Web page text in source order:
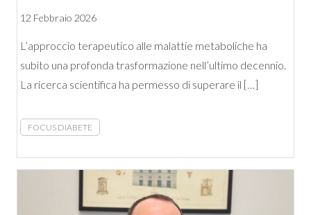
12 Febbraio 2026
L’approccio terapeutico alle malattie metaboliche ha
subito una profonda trasformazione nell’ultimo decennio.
La ricerca scientifica ha permesso di superare il […]
FOCUS DIABETE